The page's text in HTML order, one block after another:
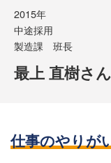
2015年
中途採用
製造課 班長
最上 直樹さん
仕事のやりが